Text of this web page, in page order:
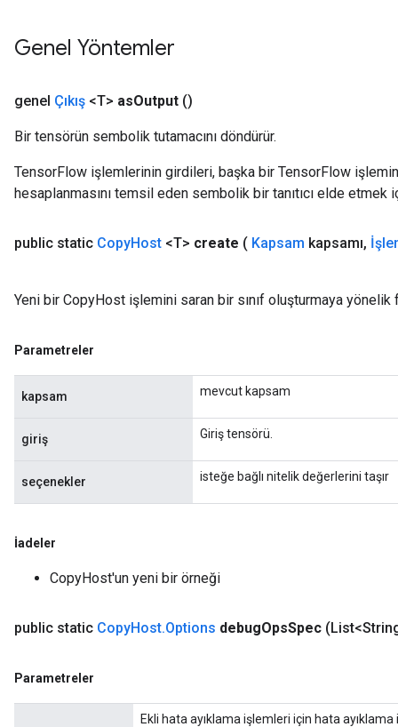
Genel Yöntemler
genel Çıkış <T> asOutput ()
Bir tensörün sembolik tutamacını döndürür.
TensorFlow işlemlerinin girdileri, başka bir TensorFlow
hesaplanmasını temsil eden sembolik bir tanıtıcı elde etmek
public static CopyHost <T> create ( Kapsam kapsamı,
Yeni bir CopyHost işlemini saran bir sınıf oluşturmaya yönelik
Parametreler
kapsam mevcut kapsam
giriş Giriş tensörü.
seçenekler isteğe bağlı nitelik değerlerini taşır
İadeler
CopyHost'un yeni bir örneği
public static CopyHost.Options debugOpsSpec
Parametreler
Ekli hata ayıklama işlemleri için hata